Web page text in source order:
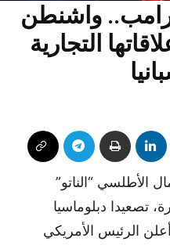
واشنطن
التجارية
“الناتو”
تصعيدا دبلوماسيا
الرئيس الأمريكي